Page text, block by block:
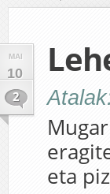
MAI
10
2
eta